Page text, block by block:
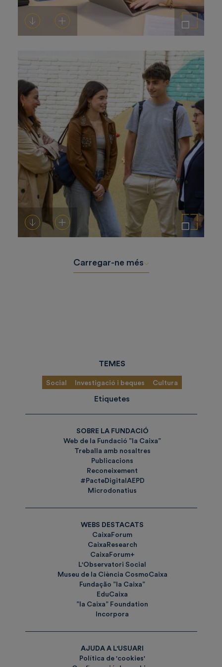
Descarregar-ho Afegeix a la cistella Amplia la imatge
Descarregar-ho Afegeix a la cistella Amplia la imatge
Carregar-ne més
TEMES
Social Investigació i beques Cultura
Etiquetes
SOBRE LA FUNDACIÓ
Web de la Fundació ”la Caixa”
Treballa amb nosaltres
Publicacions
Reconeixement
#PacteDigitalAEPD
Microdonatius
WEBS DESTACATS
CaixaForum
CaixaResearch
CaixaForum+
L'Observatori Social
Museu de la Ciència CosmoCaixa
Fundação ”la Caixa”
EduCaixa
”la Caixa” Foundation
Incorpora
AJUDA A L'USUARI
Política de 'cookies'